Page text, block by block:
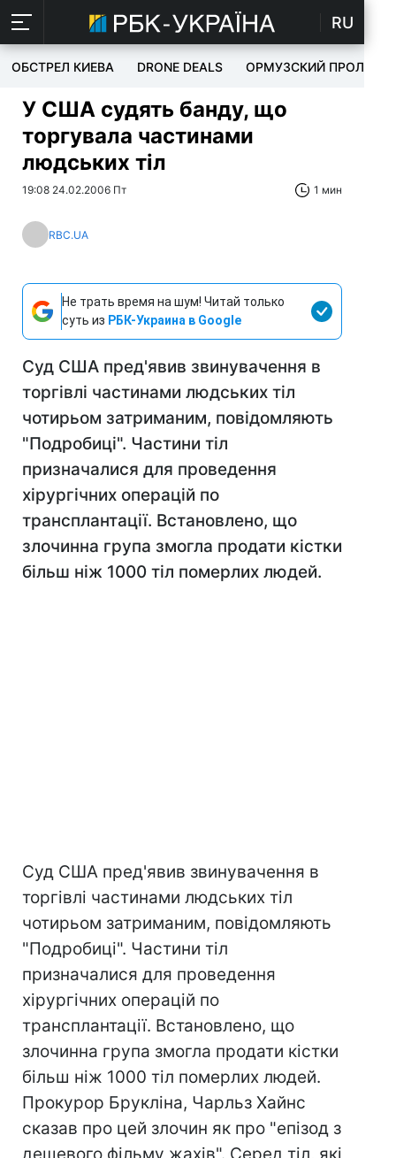
RU
ОБСТРЕЛ КИЕВА DRONE DEALS ОРМУЗСКИЙ ПРОЛИВ
У США судять банду, що
торгувала частинами
людських тіл
19:08 24.02.2006 Пт 1 мин
RBC.UA
Не трать время на шум! Читай только
суть из РБК-Украина в Google
Суд США пред'явив звинувачення в
торгівлі частинами людських тіл
чотирьом затриманим, повідомляють
"Подробиці". Частини тіл
призначалися для проведення
хірургічних операцій по
трансплантації. Встановлено, що
злочинна група змогла продати кістки
більш ніж 1000 тіл померлих людей.
Суд США пред'явив звинувачення в
торгівлі частинами людських тіл
чотирьом затриманим, повідомляють
"Подробиці". Частини тіл
призначалися для проведення
хірургічних операцій по
трансплантації. Встановлено, що
злочинна група змогла продати кістки
більш ніж 1000 тіл померлих людей.
Прокурор Брукліна, Чарльз Хайнс
сказав про цей злочин як про "епізод з